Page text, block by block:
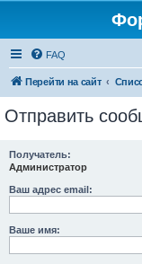
FAQ
Перейти на сайт
Отправить
Получатель:
Администратор
Ваш адрес email:
Ваше имя: